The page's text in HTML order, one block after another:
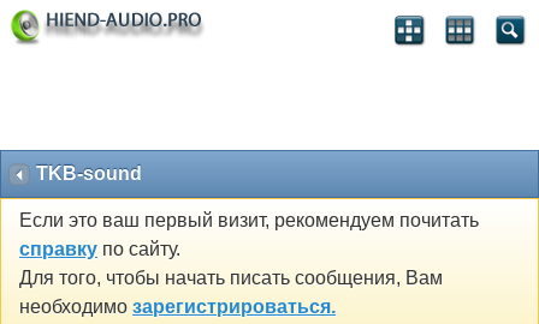
TKB-sound
Если это ваш первый визит, рекомендуем почитать
справку по сайту.
Для того, чтобы начать писать сообщения, Вам
необходимо зарегистрироваться.